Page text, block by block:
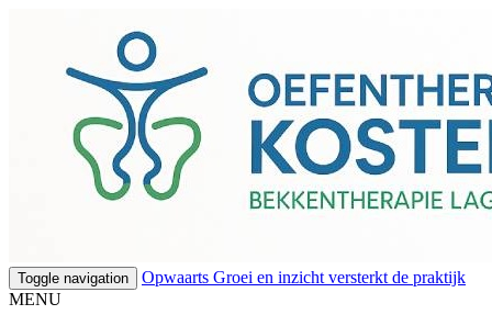
Toggle navigation
Opwaarts Groei en inzicht versterkt de praktijk
MENU